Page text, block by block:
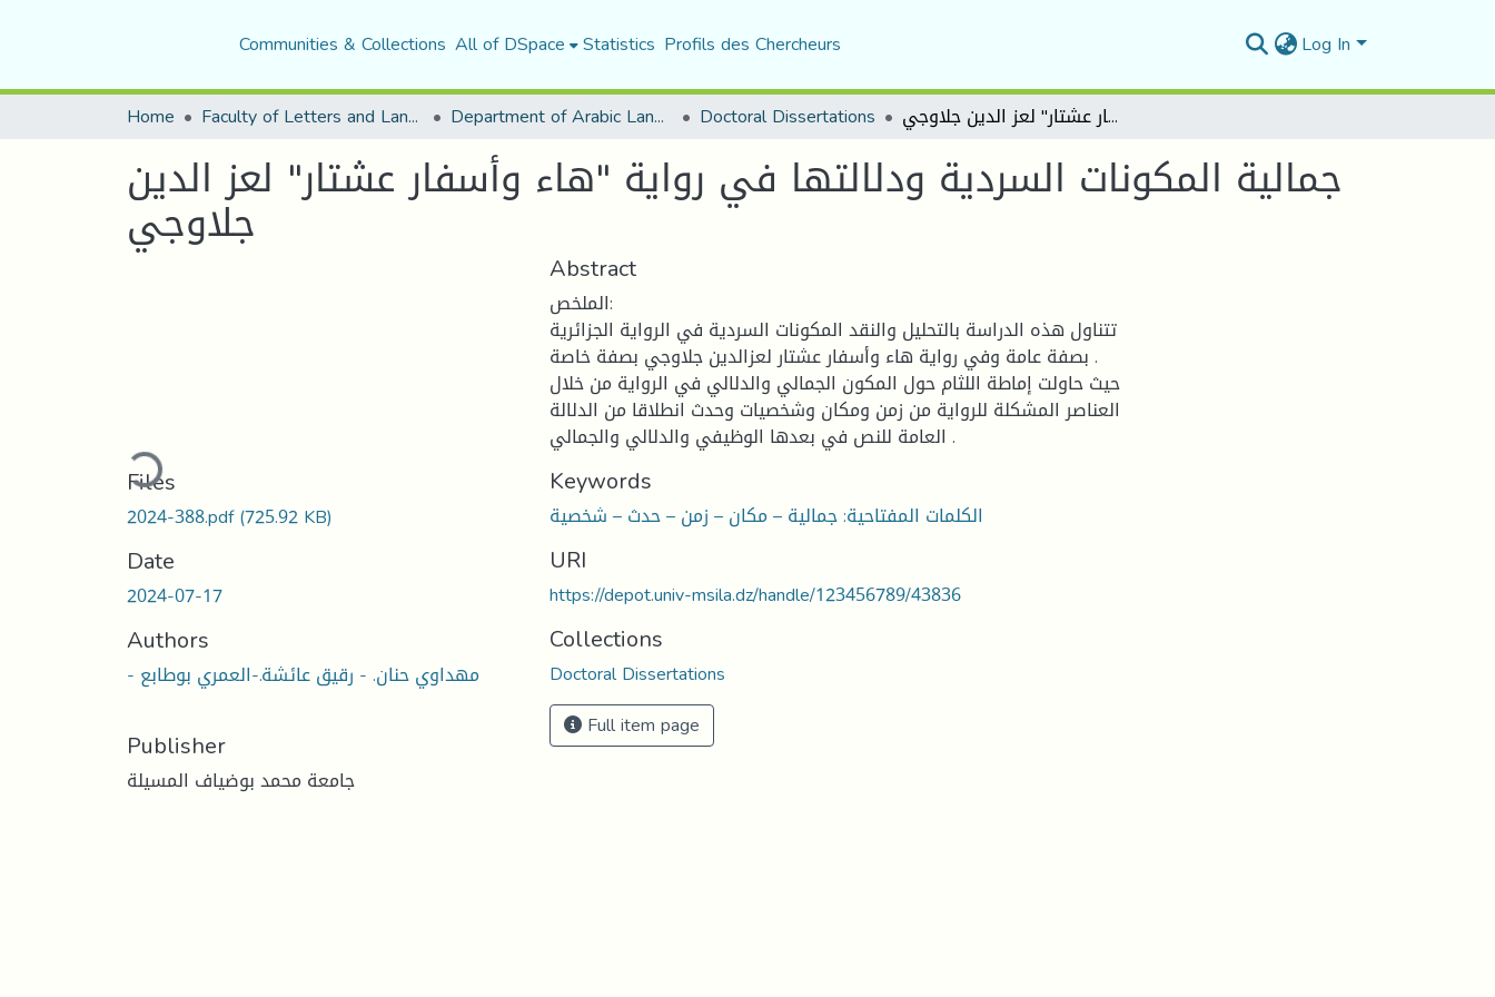
Communities & Collections All of DSpace Statistics Profils des Chercheurs Log In
Home Faculty of Letters and Languages Department of Arabic Language and Literature Doctoral Dissertations جمالية المكونات السردية ودلالتها في رواية "هاء وأسفار عشتار" لعز الدين جلاوجي
جمالية المكونات السردية ودلالتها في رواية "هاء وأسفار عشتار" لعز الدين
جلاوجي
Loading...
Files
2024-388.pdf(725.92 KB)
Date
2024-07-17
Authors
- مهداوي حنان. - رقيق عائشة.-العمري بوطابع
Publisher
جامعة محمد بوضياف المسيلة
Abstract
الملخص:
تتناول هذه الدراسة بالتحليل والنقد المكونات السردية في الرواية الجزائرية
بصفة عامة وفي رواية هاء وأسفار عشتار لعزالدين جلاوجي بصفة خاصة .
حيث حاولت إماطة اللثام حول المكون الجمالي والدلالي في الرواية من خلال
العناصر المشكلة للرواية من زمن ومكان وشخصيات وحدث انطلاقا من الدلالة
العامة للنص في بعدها الوظيفي والدلالي والجمالي .
Keywords
الكلمات المفتاحية: جمالية – مكان – زمن – حدث – شخصية
URI
https://depot.univ-msila.dz/handle/123456789/43836
Collections
Doctoral Dissertations
Full item page